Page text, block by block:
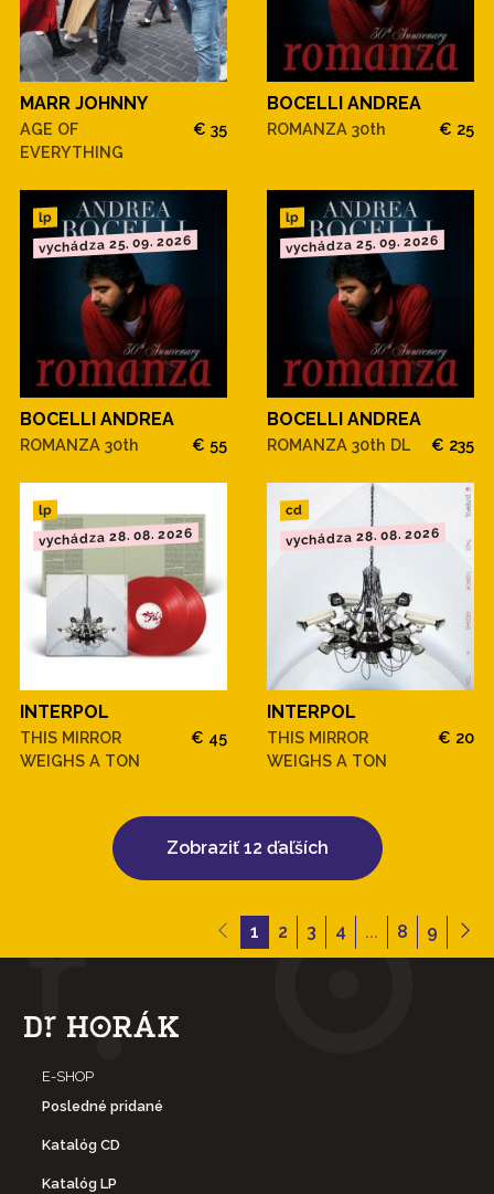
MARR JOHNNY
AGE OF
EVERYTHING
€ 35
BOCELLI ANDREA
ROMANZA 30th € 25
lp
vychádza 25. 09. 2026
BOCELLI ANDREA
ROMANZA 30th € 55
lp
vychádza 25. 09. 2026
BOCELLI ANDREA
ROMANZA 30th DL € 235
lp
vychádza 28. 08. 2026
INTERPOL
THIS MIRROR
WEIGHS A TON
€ 45
cd
vychádza 28. 08. 2026
INTERPOL
THIS MIRROR
WEIGHS A TON
€ 20
Zobraziť 12 ďaľších
1 2 3 4 ... 8 9
E-SHOP
Posledné pridané
Katalóg CD
Katalóg LP